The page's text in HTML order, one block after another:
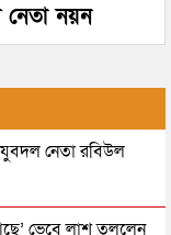
নয়ন
যুবদল নেতা রবিউল
ভেবে লাশ তুললেন